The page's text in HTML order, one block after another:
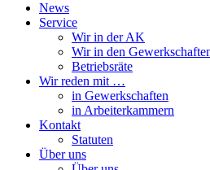
News
Service
Wir in der AK
Wir in den
Betriebsräte
Wir reden mit …
in Gewerkschaften
in Arbeiterkammern
Kontakt
Statuten
Über uns